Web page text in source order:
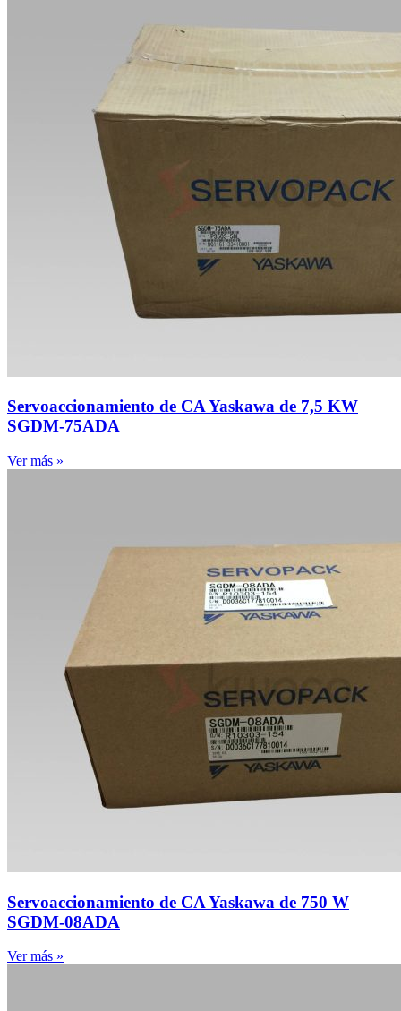
Servoaccionamiento de CA Yaskawa de 7,5 KW
SGDM-75ADA
Ver más »
Servoaccionamiento de CA Yaskawa de 750 W
SGDM-08ADA
Ver más »